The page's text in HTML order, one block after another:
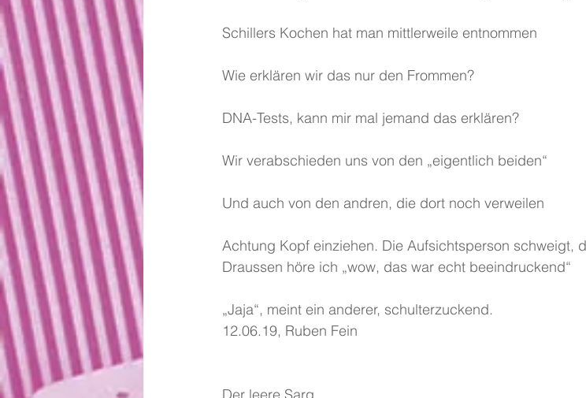
Schillers Kochen hat man mittlerweile entnommen
Wie erklären wir das nur den Frommen?
DNA-Tests, kann mir mal jemand das erklären?
Wir verabschieden uns von den „eigentlich beiden“
Und auch von den andren, die dort noch verweilen
Achtung Kopf einziehen. Die Aufsichtsperson schweigt,
Draussen höre ich „wow, das war echt beeindruckend“
„Jaja“, meint ein anderer, schulterzuckend.
12.06.19, Ruben Fein